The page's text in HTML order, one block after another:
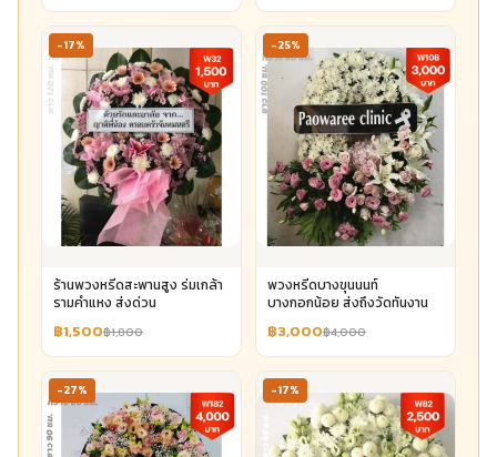
-17%
ร้านพวงหรีดสะพานสูง ร่มเกล้า
รามคำแหง ส่งด่วน
฿1,500฿1,800
-25%
พวงหรีดบางขุนนนท์
บางกอกน้อย ส่งถึงวัดทันงาน
฿3,000฿4,000
-27% -17%